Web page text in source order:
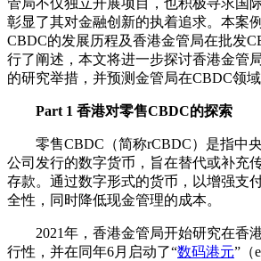
彰显了其对金融创新的执着追求。本案
CBDC的发展历程及香港金管局在批发
行了阐述，本文将进一步探讨香港金管
的研究举措，并预测金管局在CBDC领域
Part 1 香港对零售CBDC的探索
零售CBDC（简称rCBDC）是指中
公司发行的数字货币，旨在替代或补充
存款。通过数字形式的货币，以增强支
全性，同时降低现金管理的成本。
2021年，香港金管局开始研究在香
行性，并在同年6月启动了“数码港元”（